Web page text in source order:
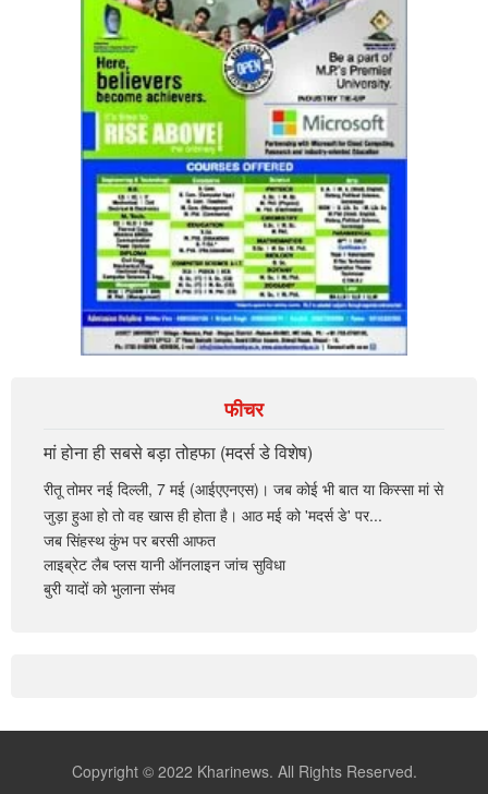
फीचर
मां होना ही सबसे बड़ा तोहफा (मदर्स डे विशेष)
रीतू तोमर नई दिल्ली, 7 मई (आईएएनएस)। जब कोई भी बात या किस्सा मां से
जुड़ा हुआ हो तो वह खास ही होता है। आठ मई को 'मदर्स डे' पर...
जब सिंहस्थ कुंभ पर बरसी आफत
लाइब्रेट लैब प्लस यानी ऑनलाइन जांच सुविधा
बुरी यादों को भुलाना संभव
Copyright © 2022 Kharinews. All Rights Reserved.